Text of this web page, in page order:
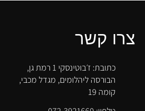
צרו קשר
כתובת: ז׳בוטינסקי 1 רמת גן,
הבורסה ליהלומים, מגדל מכבי,
קומה 19